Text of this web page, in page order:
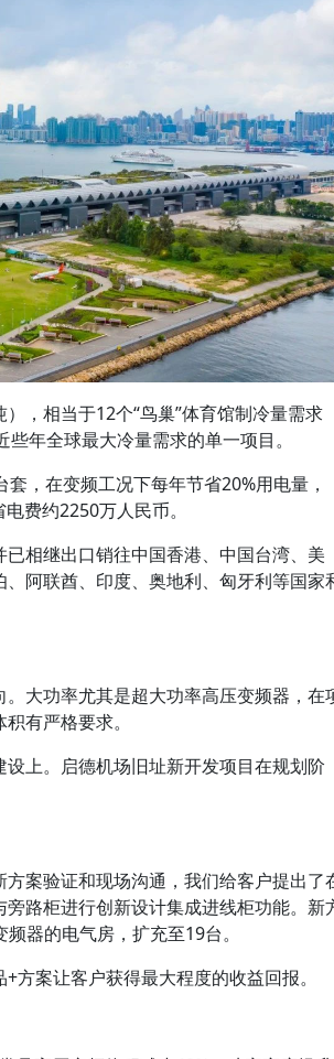
，相当于12个“鸟巢”体育馆制冷量需求
些年全球最大冷量需求的单一项目。
，在变频工况下每年节省20%用电量，
费约2250万人民币。
相继出口销往中国香港、中国台湾、美
阿联酋、印度、奥地利、匈牙利等国家
大功率尤其是超大功率高压变频器，在
有严格要求。
上。启德机场旧址新开发项目在规划阶
案验证和现场沟通，我们给客户提出了
路柜进行创新设计集成进线柜功能。新
器的电气房，扩充至19台。
案让客户获得最大程度的收益回报。